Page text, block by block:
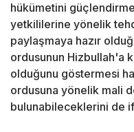
hükümetini
yetkililerine yönelik
paylaşmaya hazır
ordusunun Hizbullah'a
olduğunu göstermesi
ordusuna yönelik mali
bulunabileceklerini de